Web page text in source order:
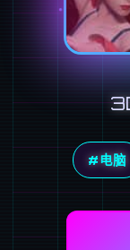
#电脑